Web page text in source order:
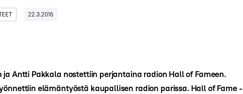
22.3.2016
ja Antti Pakkala nostettiin perjantaina radion Hall of Fameen.
elämäntyöstä kaupallisen radion parissa. Hall of Fame -